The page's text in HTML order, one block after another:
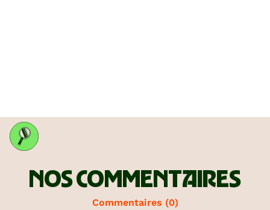
NOS COMMENTAIRES
Commentaires (0)